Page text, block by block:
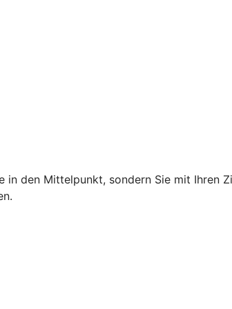
den Mittelpunkt, sondern Sie mit Ihren